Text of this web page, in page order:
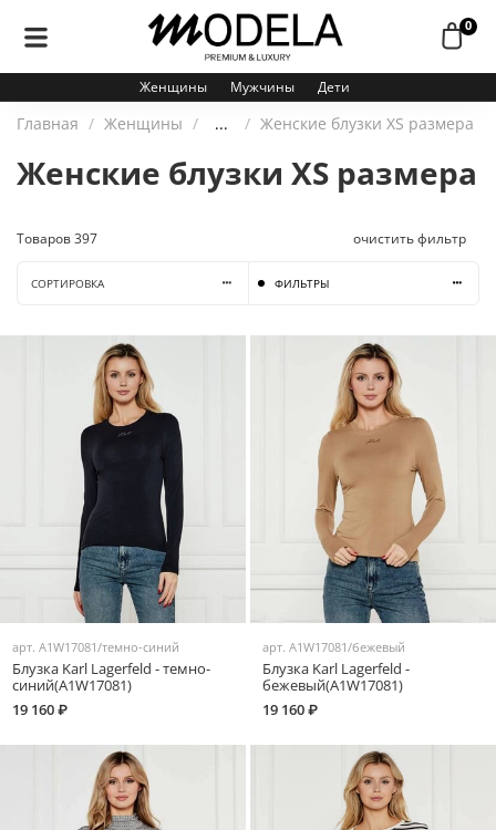
0
Женщины Мужчины Дети
Главная Женщины ... Женские блузки XS размера
Женские блузки XS размера
Товаров397 очистить фильтр
СОРТИРОВКА ФИЛЬТРЫ
арт.A1W17081/темно-синий
Блузка Karl Lagerfeld - темно-
синий(A1W17081)
19 160 ₽
арт. A1W17081/бежевый
Блузка Karl Lagerfeld -
бежевый(A1W17081)
19 160 ₽